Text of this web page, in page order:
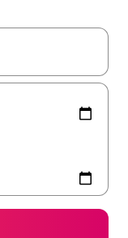
flèches vers le